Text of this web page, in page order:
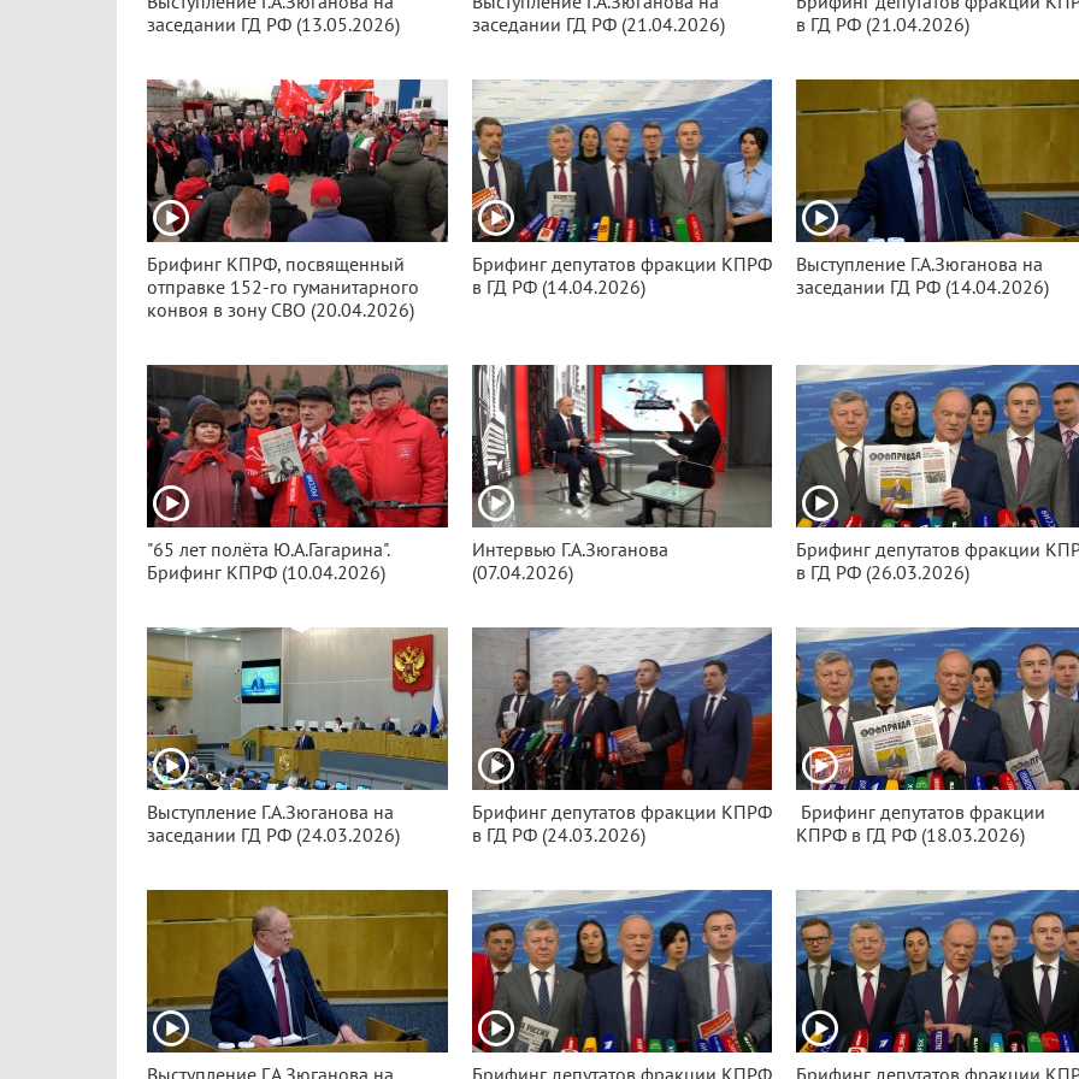
заседании ГД РФ (13.05.2026)
заседании ГД РФ (21.04.2026)
в ГД РФ (21.04.2026)
Брифинг КПРФ, посвященный
отправке 152-го гуманитарного
конвоя в зону СВО (20.04.2026)
Брифинг депутатов фракции КПРФ
в ГД РФ (14.04.2026)
Выступление Г.А.Зюганова на
заседании ГД РФ (14.04.2026)
"65 лет полёта Ю.А.Гагарина".
Брифинг КПРФ (10.04.2026)
Интервью Г.А.Зюганова
(07.04.2026)
Брифинг депутатов фракции
в ГД РФ (26.03.2026)
Выступление Г.А.Зюганова на
заседании ГД РФ (24.03.2026)
Брифинг депутатов фракции КПРФ
в ГД РФ (24.03.2026)
Брифинг депутатов фракции
КПРФ в ГД РФ (18.03.2026)